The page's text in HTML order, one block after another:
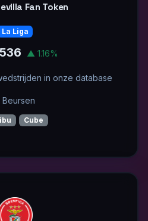
Fan Token
La Liga
▲ 1.16%
in onze database
Beursen
Cube